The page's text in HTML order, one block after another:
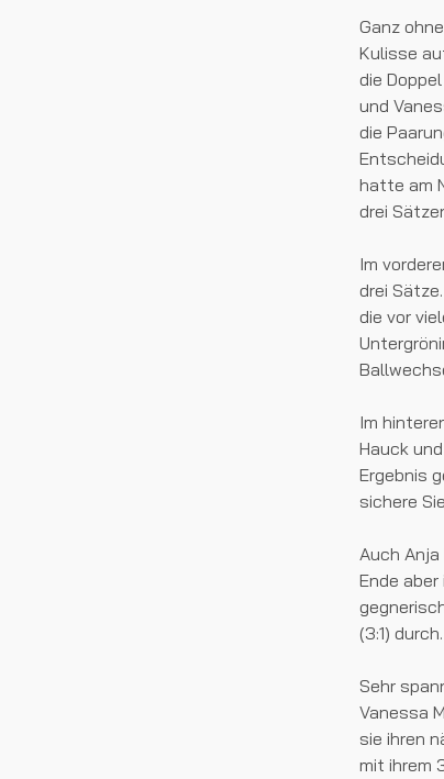
Ganz
Kulisse
die
und
die
hatte am
drei
Im
drei
die vor
Im
Hauck
Ergebnis
sichere
Auch
Ende
(3:1) durch.
Sehr
Vanessa
sie ihren
mit ihrem